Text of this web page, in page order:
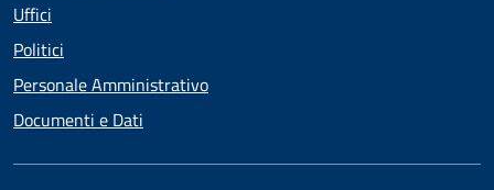
Uffici
Politici
Personale Amministrativo
Documenti e Dati